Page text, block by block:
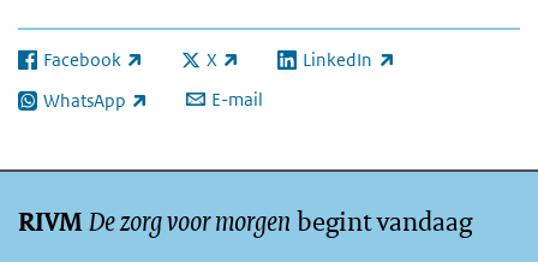
Facebook
(externe link) X
(externe link) LinkedIn
(externe link)
WhatsApp
(externe link) E-mail
RIVMDe zorg voor morgen begint vandaag